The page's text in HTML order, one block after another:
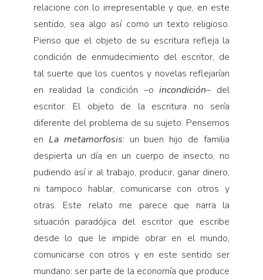
relacione con lo irrepresentable y que, en este
sentido, sea algo así como un texto religioso.
Pienso que el objeto de su escritura refleja la
condición de enmudecimiento del escritor, de
tal suerte que los cuentos y novelas reflejarían
en realidad la condición –oincondición– del
escritor. El objeto de la escritura no sería
diferente del problema de su sujeto. Pensemos
en La metamorfosis: un buen hijo de familia
despierta un día en un cuerpo de insecto, no
pudiendo así ir al trabajo, producir, ganar dinero,
ni tampoco hablar, comunicarse con otros y
otras. Este relato me parece que narra la
situación paradójica del escritor que escribe
desde lo que le impide obrar en el mundo,
comunicarse con otros y en este sentido ser
mundano: ser parte de la economía que produce